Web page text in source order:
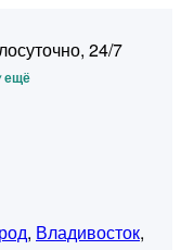
24/7
ещё
, Владивосток,